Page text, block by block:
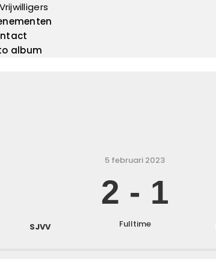
Vrijwilligers
album
SJVV
5 februari 2023
2 - 1
Fulltime